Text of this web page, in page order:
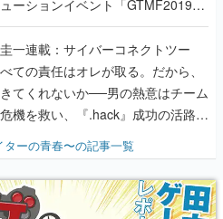
ーションイベント「GTMF2019」
、より理解を深めよう【PR】
圭一連載：サイバーコネクトツー
ての責任はオレが取る。だから、
てくれないか──男の熱意はチーム
機を救い、『.hack』成功の活路を
業界の快男児・松山 洋に流れる血は
ャンプ』色だった【若ゲのいた
ーの青春〜の記事一覧